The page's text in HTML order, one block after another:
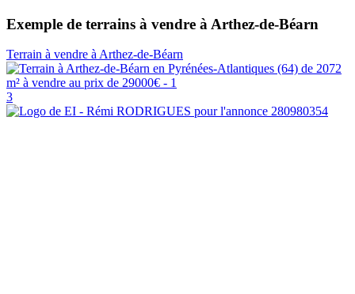
Exemple de terrains à vendre à Arthez-de-Béarn
Terrain à vendre à Arthez-de-Béarn
3